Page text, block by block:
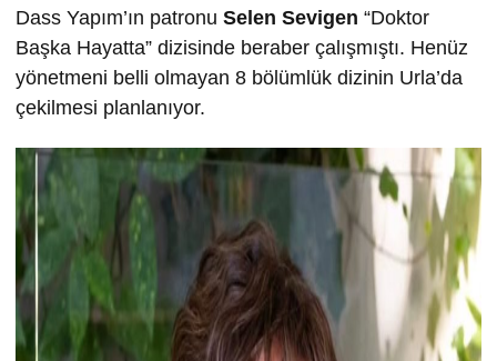
Dass Yapım’ın patronu Selen Sevigen “Doktor
Başka Hayatta” dizisinde beraber çalışmıştı. Henüz
yönetmeni belli olmayan 8 bölümlük dizinin Urla’da
çekilmesi planlanıyor.